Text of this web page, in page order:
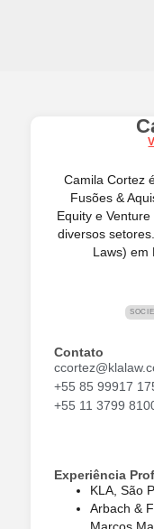
Camila Cortez
Fusões &
Equity e
diversos
Laws) em
Contato
+55 85 99917
+55 11 3799
Experiência
KLA, São
Arbach &